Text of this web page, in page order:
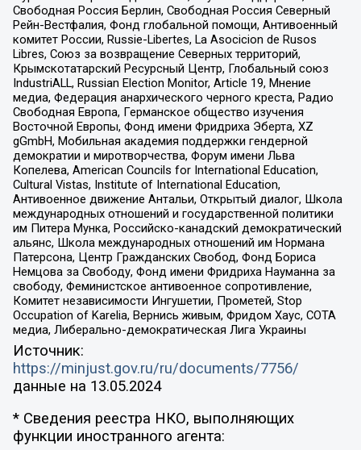
Свободная Россия Берлин, Свободная Россия Северный
Рейн-Вестфалия, Фонд глобальной помощи, Антивоенный
комитет России, Russie-Libertes, La Asocicion de Rusos
Libres, Союз за возвращение Северных территорий,
Крымскотатарский Ресурсный Центр, Глобальный союз
IndustriALL, Russian Election Monitor, Article 19, Мнение
медиа, Федерация анархического черного креста, Радио
Свободная Европа, Германское общество изучения
Восточной Европы, Фонд имени Фридриха Эберта, XZ
gGmbH, Мобильная академия поддержки гендерной
демократии и миротворчества, Форум имени Льва
Копелева, American Councils for International Education,
Cultural Vistas, Institute of International Education,
Антивоенное движение Антальи, Открытый диалог, Школа
международных отношений и государственной политики
им Питера Мунка, Российско-канадский демократический
альянс, Школа международных отношений им Нормана
Патерсона, Центр Гражданских Свобод, Фонд Бориса
Немцова за Свободу, Фонд имени Фридриха Науманна за
свободу, Феминистское антивоенное сопротивление,
Комитет независимости Ингушетии, Прометей, Stop
Occupation of Karelia, Вернись живым, Фридом Хаус, СОТА
медиа, Либерально-демократическая Лига Украины
Источник:
https://minjust.gov.ru/ru/documents/7756/
данные на 13.05.2024
* Сведения реестра НКО, выполняющих
функции иностранного агента: